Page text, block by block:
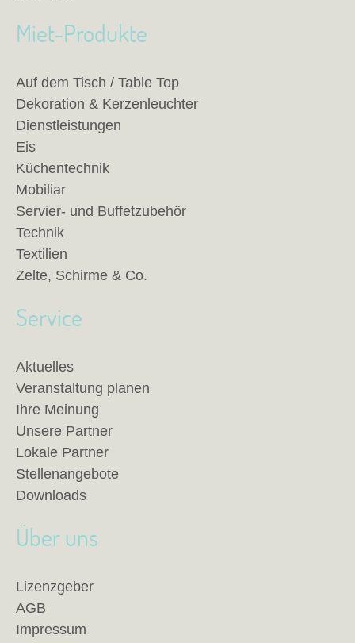
Miet-Produkte
Auf dem Tisch / Table Top
Dekoration & Kerzenleuchter
Dienstleistungen
Eis
Küchentechnik
Mobiliar
Servier- und Buffetzubehör
Technik
Textilien
Zelte, Schirme & Co.
Service
Aktuelles
Veranstaltung planen
Ihre Meinung
Unsere Partner
Lokale Partner
Stellenangebote
Downloads
Über uns
Lizenzgeber
AGB
Impressum